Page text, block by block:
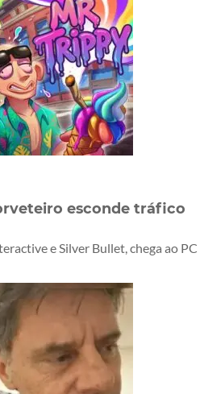
esconde tráfico
e Silver Bullet, chega ao PC